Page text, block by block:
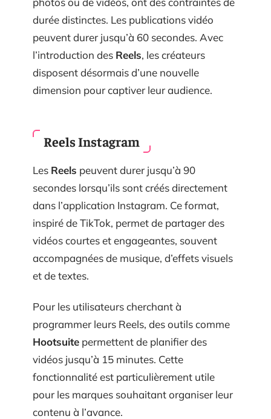
durée distinctes. Les publications vidéo
peuvent durer jusqu’à 60 secondes. Avec
l’introduction des Reels, les créateurs
disposent désormais d’une nouvelle
dimension pour captiver leur audience.
Reels Instagram
Les Reels peuvent durer jusqu’à 90
secondes lorsqu’ils sont créés directement
dans l’application Instagram. Ce format,
inspiré de TikTok, permet de partager des
vidéos courtes et engageantes, souvent
accompagnées de musique, d’effets visuels
et de textes.
Pour les utilisateurs cherchant à
programmer leurs Reels, des outils comme
Hootsuite permettent de planifier des
vidéos jusqu’à 15 minutes. Cette
fonctionnalité est particulièrement utile
pour les marques souhaitant organiser leur
contenu à l’avance.